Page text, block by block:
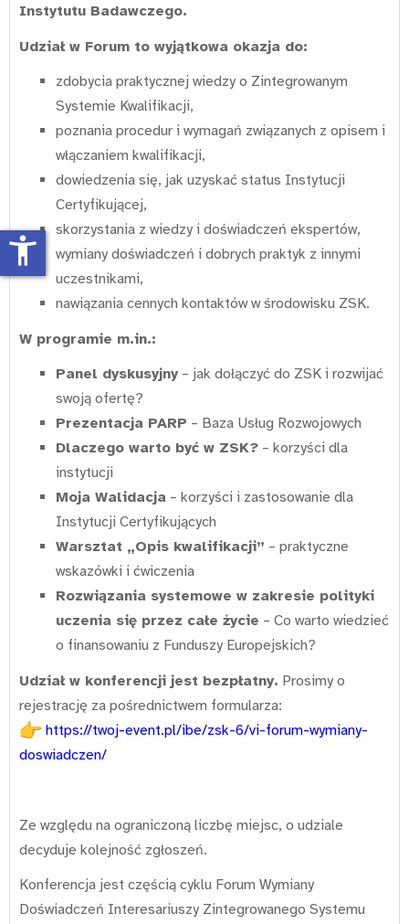
Instytutu Badawczego.
Udział w Forum to wyjątkowa okazja do:
zdobycia praktycznej wiedzy o Zintegrowanym
Systemie Kwalifikacji,
poznania procedur i wymagań związanych z opisem i
włączaniem kwalifikacji,
dowiedzenia się, jak uzyskać status Instytucji
Certyfikującej,
skorzystania z wiedzy i doświadczeń ekspertów,
wymiany doświadczeń i dobrych praktyk z innymi
uczestnikami,
nawiązania cennych kontaktów w środowisku ZSK.
W programie m.in.:
Panel dyskusyjny – jak dołączyć do ZSK i rozwijać
swoją ofertę?
Prezentacja PARP – Baza Usług Rozwojowych
Dlaczego warto być w ZSK? – korzyści dla
instytucji
Moja Walidacja – korzyści i zastosowanie dla
Instytucji Certyfikujących
Warsztat „Opis kwalifikacji” – praktyczne
wskazówki i ćwiczenia
Rozwiązania systemowe w zakresie polityki
uczenia się przez całe życie – Co warto wiedzieć
o finansowaniu z Funduszy Europejskich?
Udział w konferencji jest bezpłatny. Prosimy o
rejestrację za pośrednictwem formularza:
https://twoj-event.pl/ibe/zsk-6/vi-forum-wymiany-
doswiadczen/
Ze względu na ograniczoną liczbę miejsc, o udziale
decyduje kolejność zgłoszeń.
Konferencja jest częścią cyklu Forum Wymiany
Doświadczeń Interesariuszy Zintegrowanego Systemu
accessibility_new